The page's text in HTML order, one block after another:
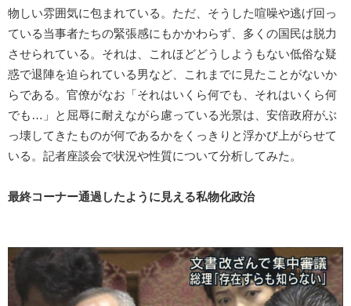
物しい雰囲気に包まれている。ただ、そうした喧噪や逃げ回っ
ている当事者たちの緊張感にもかかわらず、多くの国民は脱力
させられている。それは、これほどどうしようもない低俗な疑
惑で退陣を迫られている男など、これまでに見たことがないか
らである。官僚がなお「それはいくら何でも、それはいくら何
でも…」と屈辱に耐えながら慮っている光景は、安倍政府がぶ
っ壊してきたものが何であるかをくっきりと浮かび上がらせて
いる。記者座談会で状況や性質について分析してみた。
最終コーナー通過したように見える私物化政治